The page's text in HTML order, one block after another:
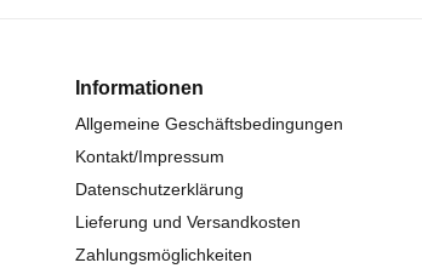
Informationen
Allgemeine Geschäftsbedingungen
Kontakt/Impressum
Datenschutzerklärung
Lieferung und Versandkosten
Zahlungsmöglichkeiten